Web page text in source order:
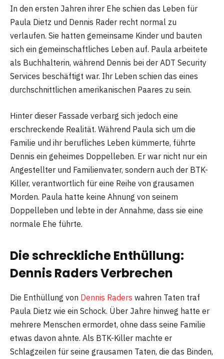
In den ersten Jahren ihrer Ehe schien das Leben für
Paula Dietz und Dennis Rader recht normal zu
verlaufen. Sie hatten gemeinsame Kinder und bauten
sich ein gemeinschaftliches Leben auf. Paula arbeitete
als Buchhalterin, während Dennis bei der ADT Security
Services beschäftigt war. Ihr Leben schien das eines
durchschnittlichen amerikanischen Paares zu sein.
Hinter dieser Fassade verbarg sich jedoch eine
erschreckende Realität. Während Paula sich um die
Familie und ihr berufliches Leben kümmerte, führte
Dennis ein geheimes Doppelleben. Er war nicht nur ein
Angestellter und Familienvater, sondern auch der BTK-
Killer, verantwortlich für eine Reihe von grausamen
Morden. Paula hatte keine Ahnung von seinem
Doppelleben und lebte in der Annahme, dass sie eine
normale Ehe führte.
Die schreckliche Enthüllung:
Dennis Raders Verbrechen
Die Enthüllung von Dennis Raders wahren Taten traf
Paula Dietz wie ein Schock. Über Jahre hinweg hatte er
mehrere Menschen ermordet, ohne dass seine Familie
etwas davon ahnte. Als BTK-Killer machte er
Schlagzeilen für seine grausamen Taten, die das Binden,